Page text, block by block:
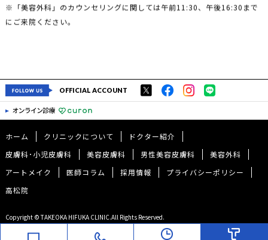
※「美容外科」のカウンセリングに関しては午前11:30、午後16:30まで
にご来院ください。
OFFICIAL ACCOUNT
ホーム クリニックについて
ドクター紹介
皮膚科･小児皮膚科
美容皮膚科 男性美容皮膚科
美容外科
アートメイク
医師コラム 採用情報
プライバシーポリシー
高松院
Copyright © TAKEOKA HIFUKA CLINIC.All Rights Reserved.